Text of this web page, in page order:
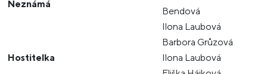
Neznámá
Bendová
Ilona Laubová
Barbora Grůzová
Hostitelka
Ilona Laubová